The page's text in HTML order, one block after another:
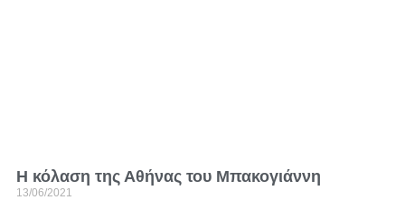
Η κόλαση της Αθήνας του Μπακογιάννη
13/06/2021